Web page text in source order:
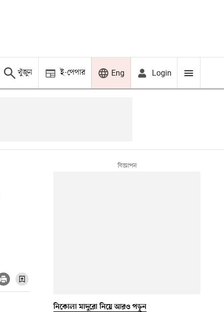
খুঁজুন ই-পেপার Eng Login
নিকোলা মাদুরো নিয়ে আরও পড়ুন